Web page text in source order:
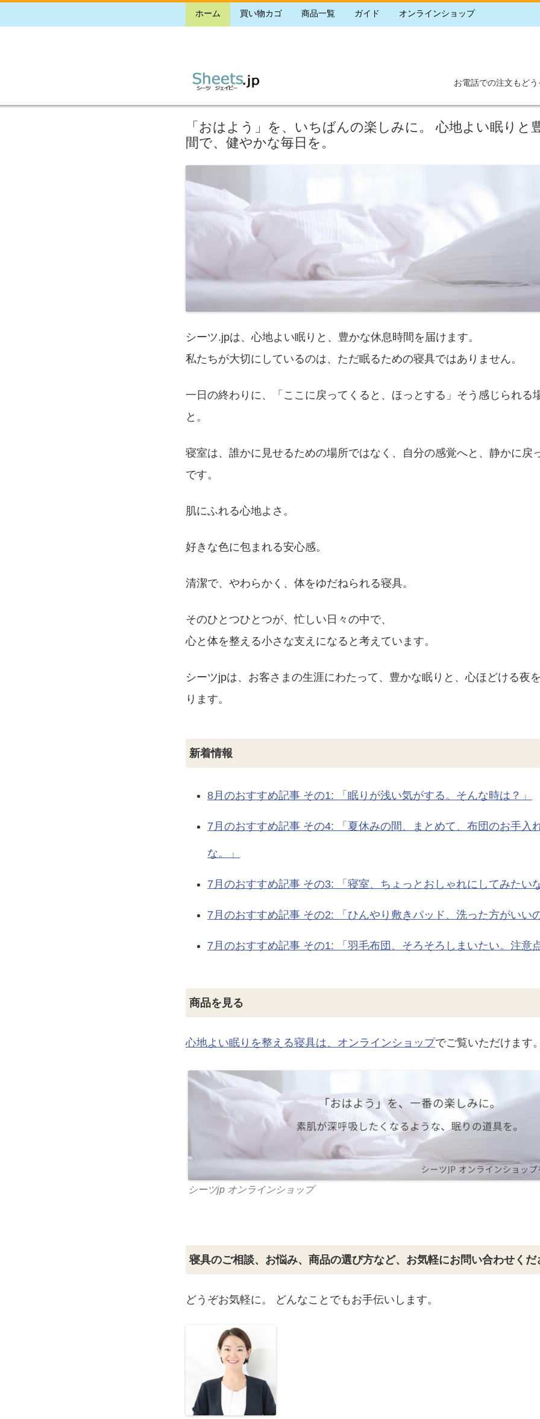
ホーム 買い物カゴ 商品一覧 ガイド オンラインショップ
お電話での注文もどう
「おはよう」を、いちばんの楽しみに。 心地よい眠りと
間で、健やかな毎日を。
シーツ.jpは、心地よい眠りと、豊かな休息時間を届けます。
私たちが大切にしているのは、ただ眠るための寝具ではありません。
一日の終わりに、「ここに戻ってくると、ほっとする」そう感じられる
と。
寝室は、誰かに見せるための場所ではなく、自分の感覚へと、静かに戻
です。
肌にふれる心地よさ。
好きな色に包まれる安心感。
清潔で、やわらかく、体をゆだねられる寝具。
そのひとつひとつが、忙しい日々の中で、
心と体を整える小さな支えになると考えています。
シーツjpは、お客さまの生涯にわたって、豊かな眠りと、心ほどける夜
ります。
新着情報
8月のおすすめ記事 その1: 「眠りが浅い気がする。そんな時は？」
7月のおすすめ記事 その4: 「夏休みの間、まとめて、布団のお手入
な。」
7月のおすすめ記事 その3: 「寝室、ちょっとおしゃれにしてみたい
7月のおすすめ記事 その2: 「ひんやり敷きパッド、洗った方がいい
7月のおすすめ記事 その1: 「羽毛布団、そろそろしまいたい。注意
商品を見る
心地よい眠りを整える寝具は、オンラインショップでご覧いただけます
シーツjp オンラインショップ
寝具のご相談、お悩み、商品の選び方など、お気軽にお問い合わせくだ
どうぞお気軽に。 どんなことでもお手伝いします。